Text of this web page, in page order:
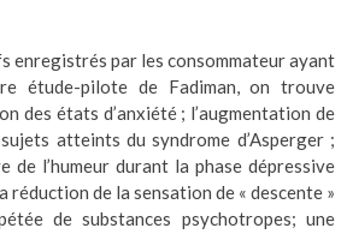
enregistrés par les consommateur ayant
étude-pilote de Fadiman, on trouve
des états d’anxiété ; l’augmentation de
atteints du syndrome d’Asperger ;
de l’humeur durant la phase dépressive
réduction de la sensation de « descente »
de substances psychotropes; une